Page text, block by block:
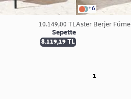
10.149,00 TL
Sepette
8.119,19 TL
+6
Aster Berjer Füme
1